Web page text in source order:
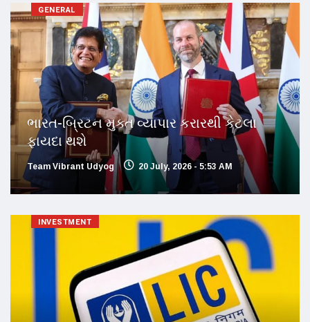
GENERAL
ભારત-બ્રિટન મુક્ત વ્યાપાર કરારથી કેટલા
ફાયદા થશે
Team Vibrant Udyog 20 July, 2026 - 5:53 AM
INVESTMENT